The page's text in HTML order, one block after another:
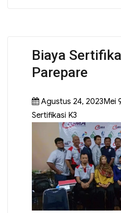
Biaya
Parepare
Agustus 24, 2023Mei
Sertifikasi K3